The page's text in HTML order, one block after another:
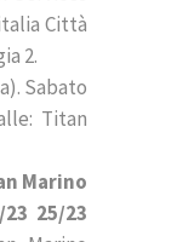
Città
2.
Sabato
Titan
Marino
25/23